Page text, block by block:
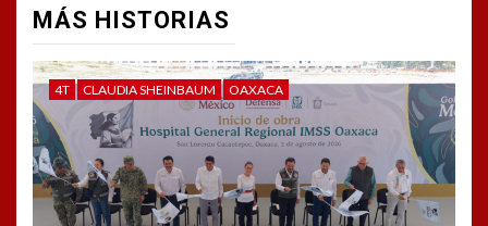
MÁS HISTORIAS
4T CLAUDIA SHEINBAUM OAXACA